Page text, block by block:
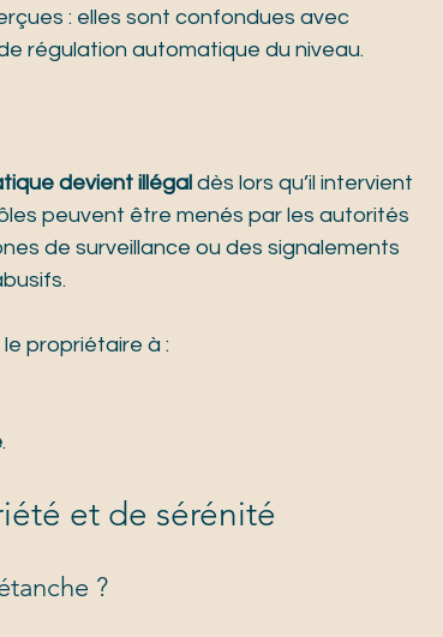
: elles sont confondues avec
régulation automatique du niveau.
devient illégal dès lors qu’il intervient
peuvent être menés par les autorités
de surveillance ou des signalements
propriétaire à :
.
et de sérénité
?